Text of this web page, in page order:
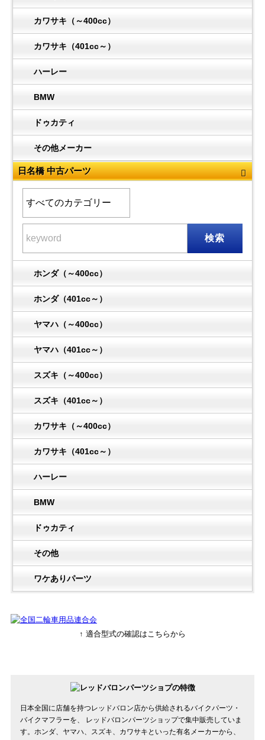
カワサキ（～400cc）
カワサキ（401cc～）
ハーレー
BMW
ドゥカティ
その他メーカー
日名橋 中古パーツ
検索
ホンダ（～400cc）
ホンダ（401cc～）
ヤマハ（～400cc）
ヤマハ（401cc～）
スズキ（～400cc）
スズキ（401cc～）
カワサキ（～400cc）
カワサキ（401cc～）
ハーレー
BMW
ドゥカティ
その他
ワケありパーツ
↑ 適合型式の確認はこちらから
日本全国に店舗を持つレッドバロン店から供給されるバイクパーツ・
バイクマフラーを、 レッドバロンパーツショップで集中販売していま
す。ホンダ、ヤマハ、スズキ、カワサキといった有名メーカーから、